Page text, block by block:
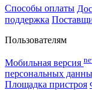
Способы оплаты
поддержка
Пользователям
Мобильная версия
персональных
Площадка пристроя